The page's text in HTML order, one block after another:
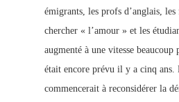
émigrants, les profs d’anglais, les
chercher « l’amour » et les
augmenté à une vitesse
était encore prévu il y a cinq ans.
commencerait à reconsidérer la